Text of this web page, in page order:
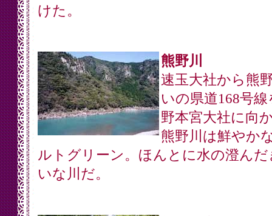
けた。
熊野川
速玉大社から熊
いの県道168号線
野本宮大社に向
熊野川は鮮やか
ルトグリーン。ほんとに水の澄んだ
いな川だ。